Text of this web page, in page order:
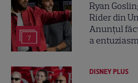
7
Ryan
Rider din
Anunțul
a
DISNEY PLUS